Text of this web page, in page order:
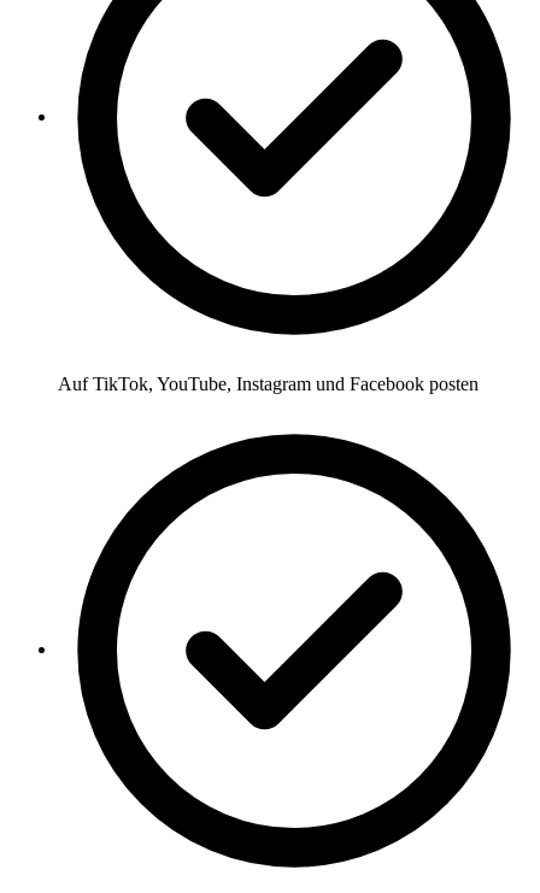
Auf TikTok, YouTube, Instagram und Facebook posten